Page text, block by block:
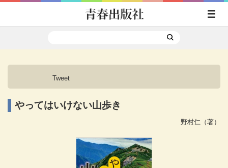
Tweet
やってはいけない山歩き
野村仁 （著）